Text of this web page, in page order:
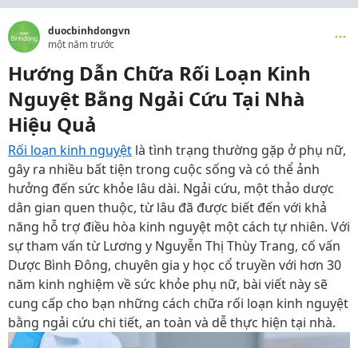
duocbinhdongvn
một năm trước
Hướng Dẫn Chữa Rối Loạn Kinh
Nguyệt Bằng Ngải Cứu Tại Nhà
Hiệu Quả
Rối loạn kinh nguyệt là tình trạng thường gặp ở phụ nữ,
gây ra nhiều bất tiện trong cuộc sống và có thể ảnh
hưởng đến sức khỏe lâu dài. Ngải cứu, một thảo dược
dân gian quen thuộc, từ lâu đã được biết đến với khả
năng hỗ trợ điều hòa kinh nguyệt một cách tự nhiên. Với
sự tham vấn từLương y Nguyễn Thị Thùy Trang, cố vấn
Dược Bình Đông, chuyên gia y học cổ truyền với hơn 30
năm kinh nghiệm về sức khỏe phụ nữ, bài viết này sẽ
cung cấp cho bạn những cách chữa rối loạn kinh nguyệt
bằng ngải cứu chi tiết, an toàn và dễ thực hiện tại nhà.